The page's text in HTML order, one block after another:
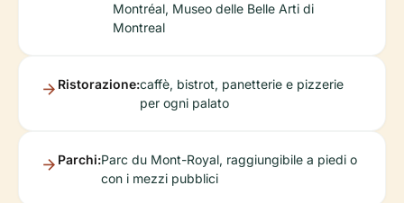
Montréal, Museo delle Belle Arti di
Montreal
Ristorazione:caffè, bistrot, panetterie e pizzerie
per ogni palato
Parchi:Parc du Mont-Royal, raggiungibile a piedi o
con i mezzi pubblici